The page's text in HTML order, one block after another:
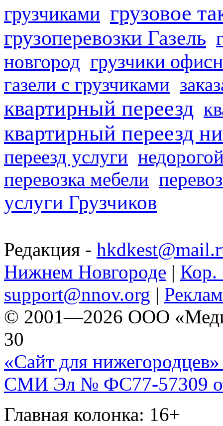
грузчиками грузовое
грузоперевозки Газель
новгород грузчики
газели с грузчиками
квартирный переезд
квартирный переезд
переезд услуги
перевозка мебели
услуги Грузчиков
Редакция -
Нижнем Новгороде | Кор.
support@nnov.org |
© 2001—2026 ООО
30
«Сайт для нижегородцев»
СМИ Эл № ФС77-57309
Главная колонка: 16+